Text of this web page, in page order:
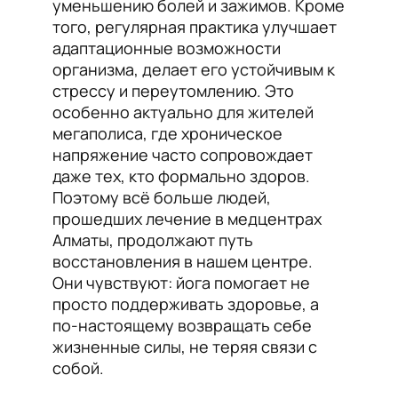
уменьшению болей и зажимов. Кроме
того, регулярная практика улучшает
адаптационные возможности
организма, делает его устойчивым к
стрессу и переутомлению. Это
особенно актуально для жителей
мегаполиса, где хроническое
напряжение часто сопровождает
даже тех, кто формально здоров.
Поэтому всё больше людей,
прошедших лечение в медцентрах
Алматы, продолжают путь
восстановления в нашем центре.
Они чувствуют: йога помогает не
просто поддерживать здоровье, а
по-настоящему возвращать себе
жизненные силы, не теряя связи с
собой.